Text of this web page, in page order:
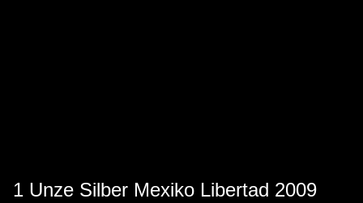
1 Unze Silber Mexiko Libertad 2009